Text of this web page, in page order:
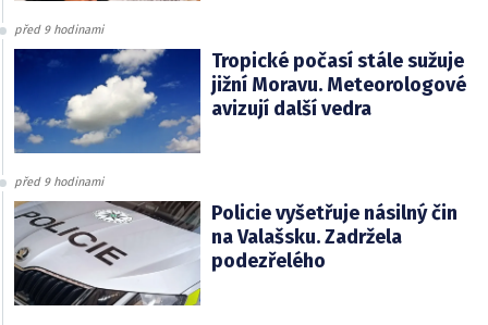
před 9 hodinami
Tropické počasí stále sužuje
jižní Moravu. Meteorologové
avizují další vedra
před 9 hodinami
Policie vyšetřuje násilný čin
na Valašsku. Zadržela
podezřelého